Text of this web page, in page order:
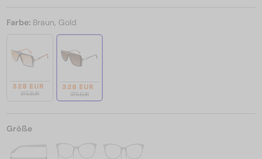
Farbe: Braun, Gold
328 EUR
375 EUR
328 EUR
375 EUR
Größe